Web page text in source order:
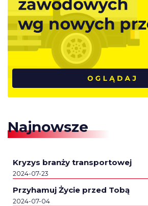
Najnowsze
Kryzys branży transportowej
2024-07-23
Przyhamuj Życie przed Tobą
2024-07-04